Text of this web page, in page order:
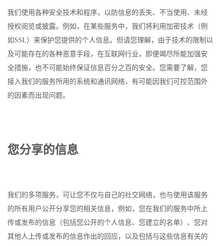
我们使用各种安全技术和程序，以防信息的丢失、不当使用、未经
授权阅览或披露。例如，在某些服务中，我们将利用加密技术（例
如SSL）来保护您提供的个人信息。但请您理解，由于技术的限制以
及可能存在的各种恶意手段，在互联网行业，即便竭尽所能加强安
全措施，也不可能始终保证信息百分之百的安全。您需要了解，您
接入我们的服务所用的系统和通讯网络，有可能因我们可控范围外
的因素而出现问题。
您分享的信息
我们的多项服务，可让您不仅与自己的社交网络，也与使用该服务
的所有用户公开分享您的相关信息，例如，您在我们的服务中所上
传或发布的信息（包括您公开的个人信息、您建立的名单）、您对
其他人上传或发布的信息作出的回应，以及包括与这些信息有关的